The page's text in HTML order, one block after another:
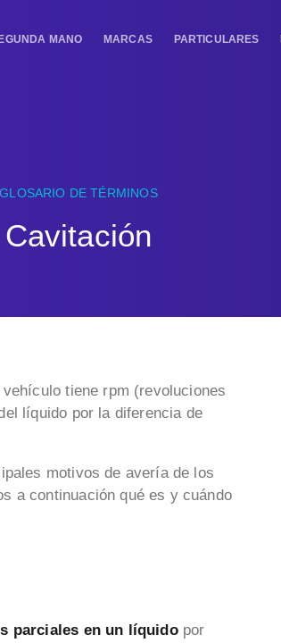
MANO MARCAS PARTICULARES
GLOSARIO DE TÉRMINOS
Cavitación
tiene rpm (revoluciones
líquido por la diferencia de
motivos de avería de los
a continuación qué es y cuándo
parciales en un líquidopor